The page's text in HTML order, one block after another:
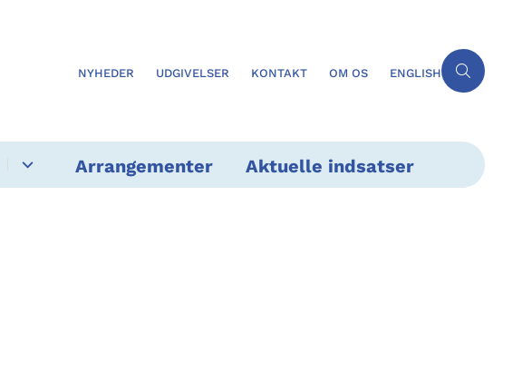
NYHEDER UDGIVELSER KONTAKT OM OS ENGLISH
Arrangementer Aktuelle indsatser